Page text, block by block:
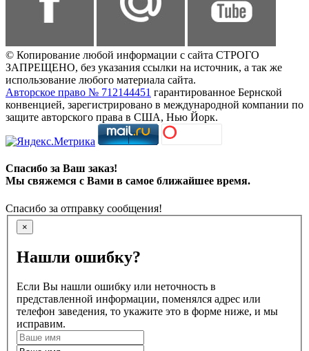
© Копирование любой информации с сайта СТРОГО
ЗАПРЕЩЕНО, без указания ссылки на источник, а так же
использование любого материала сайта.
Авторское право № 712144451 гарантированное Бернской
конвенцией, зарегистрировано в международной компании по
защите авторского права в США, Нью Йорк.
Спасибо за Ваш заказ!
Мы свяжемся с Вами в самое ближайшее время.
Спасибо за отправку сообщения!
×
Нашли ошибку?
Если Вы нашли ошибку или неточность в
представленной информации, поменялся адрес или
телефон заведения, то укажите это в форме ниже, и мы
исправим.